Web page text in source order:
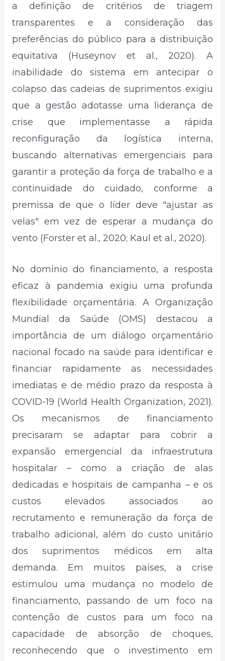
a definição de critérios de triagem
transparentes e a consideração das
preferências do público para a distribuição
equitativa (Huseynov et al., 2020). A
inabilidade do sistema em antecipar o
colapso das cadeias de suprimentos exigiu
que a gestão adotasse uma liderança de
crise que implementasse a rápida
reconfiguração da logística interna,
buscando alternativas emergenciais para
garantir a proteção da força de trabalho e a
continuidade do cuidado, conforme a
premissa de que o líder deve "ajustar as
velas" em vez de esperar a mudança do
vento (Forster et al., 2020; Kaul et al., 2020).
No domínio do financiamento, a resposta
eficaz à pandemia exigiu uma profunda
flexibilidade orçamentária. A Organização
Mundial da Saúde (OMS) destacou a
importância de um diálogo orçamentário
nacional focado na saúde para identificar e
financiar rapidamente as necessidades
imediatas e de médio prazo da resposta à
COVID-19 (World Health Organization, 2021).
Os mecanismos de financiamento
precisaram se adaptar para cobrir a
expansão emergencial da infraestrutura
hospitalar – como a criação de alas
dedicadas e hospitais de campanha – e os
custos elevados associados ao
recrutamento e remuneração da força de
trabalho adicional, além do custo unitário
dos suprimentos médicos em alta
demanda. Em muitos países, a crise
estimulou uma mudança no modelo de
financiamento, passando de um foco na
contenção de custos para um foco na
capacidade de absorção de choques,
reconhecendo que o investimento em